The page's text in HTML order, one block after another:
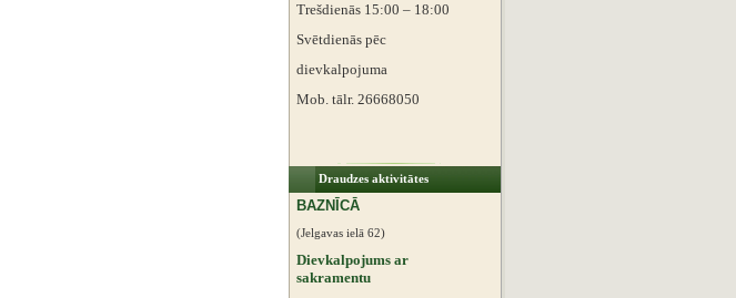
Trešdienās 15:00 – 18:00
Svētdienās pēc
dievkalpojuma
Mob. tālr. 26668050
Draudzes aktivitātes
BAZNĪCĀ
(Jelgavas ielā 62)
Dievkalpojums ar
sakramentu